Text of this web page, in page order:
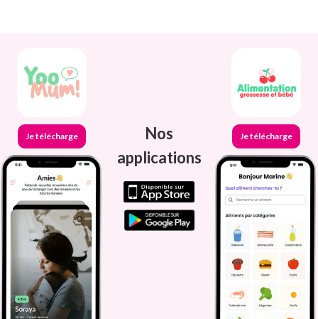
Je télécharge
Nos
applications
Je télécharge